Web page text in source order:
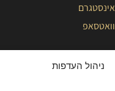
ניהול העדפות
אינסטגרם
וואטסאפ